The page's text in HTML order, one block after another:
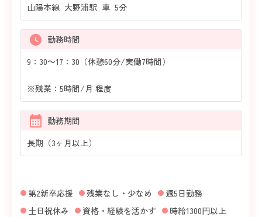
山陽本線 大野浦駅 車 5分
勤務時間
9：30～17：30（休憩60分/実働7時間）
※残業：5時間/月 程度
勤務期間
長期（3ヶ月以上）
第2新卒応援 残業なし・少なめ
週5日勤務
土日祝休み
資格・経験を活かす
時給1300円以上